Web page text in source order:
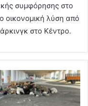
συμφόρησης στο
οικονομική λύση από
στο Κέντρο.